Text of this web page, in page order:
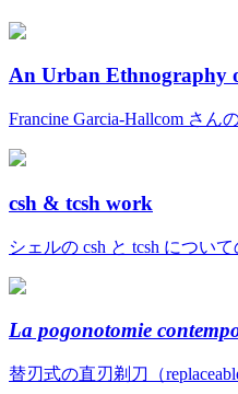
An Urban Ethnography
Francine Garcia-Hallcom さん
csh & tcsh work
シェルの csh と tcsh について
La pogonotomie
替刃式の直刃剃刀（